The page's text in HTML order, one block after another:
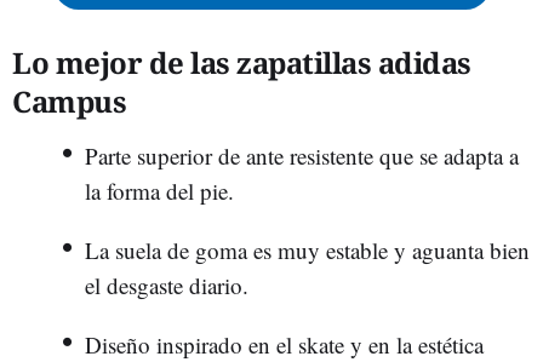
Lo mejor de las zapatillas adidas
Campus
Parte superior de ante resistente que se adapta a
la forma del pie.
La suela de goma es muy estable y aguanta bien
el desgaste diario.
Diseño inspirado en el skate y en la estética